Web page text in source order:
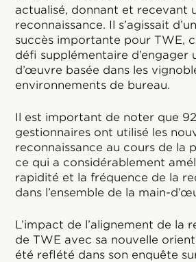
actualisé, donnant et recevant
reconnaissance. Il s’agissait
succès importante pour TWE,
défi supplémentaire d’engager
d’œuvre basée dans les
environnements de bureau.
Il est important de noter que
gestionnaires ont utilisé les
reconnaissance au cours de la
ce qui a considérablement
rapidité et la fréquence de la
dans l’ensemble de la main-
L’impact de l’alignement de la
de TWE avec sa nouvelle
été reflété dans son enquête